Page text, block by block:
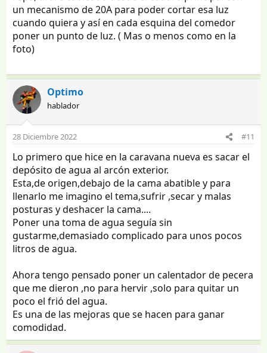
un mecanismo de 20A para poder cortar esa luz
cuando quiera y así en cada esquina del comedor
poner un punto de luz. ( Mas o menos como en la
foto)
Optimo
hablador
28 Diciembre 2022 #11
Lo primero que hice en la caravana nueva es sacar el
depósito de agua al arcón exterior.
Esta,de origen,debajo de la cama abatible y para
llenarlo me imagino el tema,sufrir ,secar y malas
posturas y deshacer la cama....
Poner una toma de agua seguía sin
gustarme,demasiado complicado para unos pocos
litros de agua.
Ahora tengo pensado poner un calentador de pecera
que me dieron ,no para hervir ,solo para quitar un
poco el frió del agua.
Es una de las mejoras que se hacen para ganar
comodidad.